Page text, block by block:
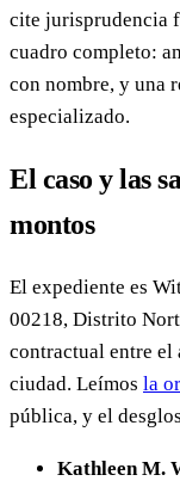
cite jurisprudencia
cuadro completo:
con nombre, y una
especializado.
El caso y las
montos
El expediente es
00218, Distrito
contractual entre
ciudad. Leímos la
pública, y el
Kathleen M.